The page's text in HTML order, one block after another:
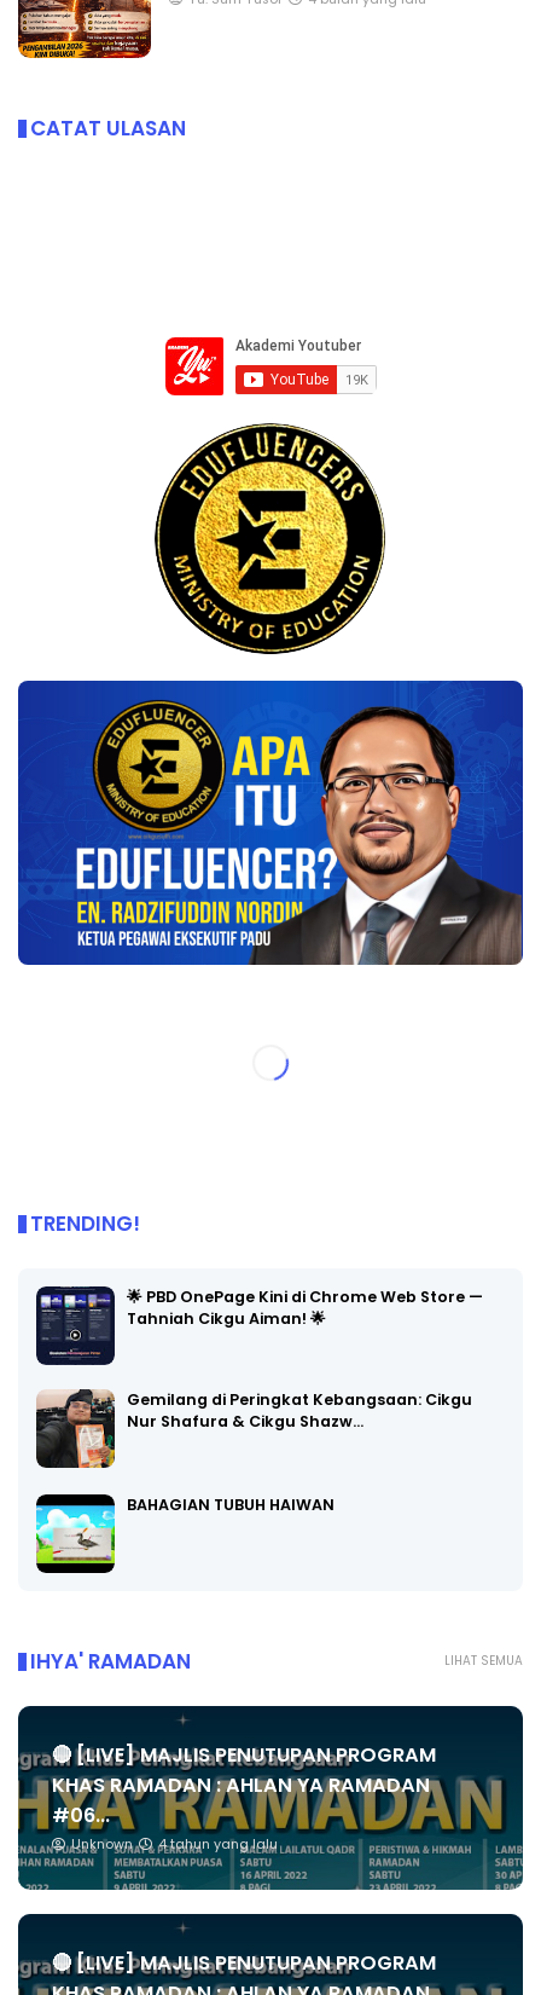
CATAT ULASAN
TRENDING!
🌟 PBD OnePage Kini di Chrome Web Store —
Tahniah Cikgu Aiman! 🌟
Gemilang di Peringkat Kebangsaan: Cikgu
Nur Shafura & Cikgu Shazw…
BAHAGIAN TUBUH HAIWAN
LIHAT SEMUA
IHYA' RAMADAN
🔴 [LIVE] MAJLIS PENUTUPAN PROGRAM
KHAS RAMADAN : AHLAN YA RAMADAN
#06...
Unknown 4 tahun yang lalu
🔴 [LIVE] MAJLIS PENUTUPAN PROGRAM